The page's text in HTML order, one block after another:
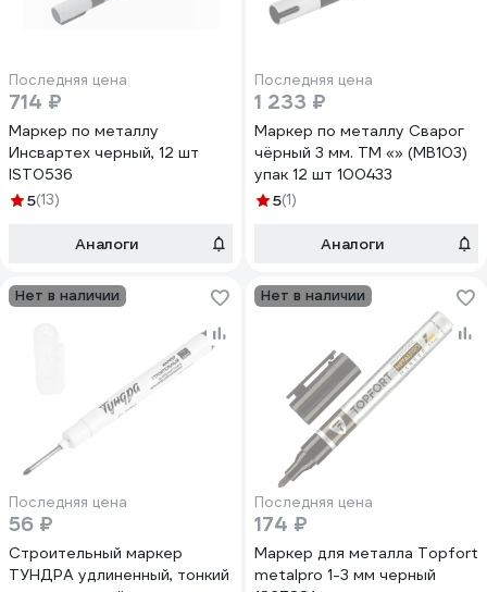
Последняя цена
714 ₽
Маркер по металлу
Инсвартех черный, 12 шт
IST0536
5(13)
Аналоги
Последняя цена
1 233 ₽
Маркер по металлу Сварог
чёрный 3 мм. ТМ «» (MB103)
упак 12 шт 100433
5(1)
Аналоги
Нет в наличии
Последняя цена
56 ₽
Строительный маркер
ТУНДРА удлиненный, тонкий
Нет в наличии
Последняя цена
174 ₽
Маркер для металла Topfort
metalpro 1-3 мм черный